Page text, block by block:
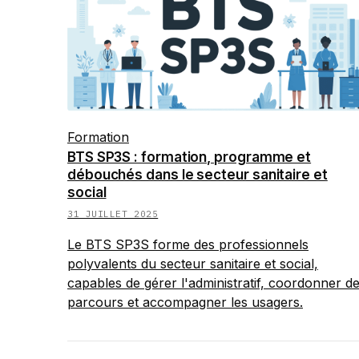
Formation
BTS SP3S : formation, programme et
débouchés dans le secteur sanitaire et
social
31 JUILLET 2025
Le BTS SP3S forme des professionnels
polyvalents du secteur sanitaire et social,
capables de gérer l'administratif, coordonner
parcours et accompagner les usagers.